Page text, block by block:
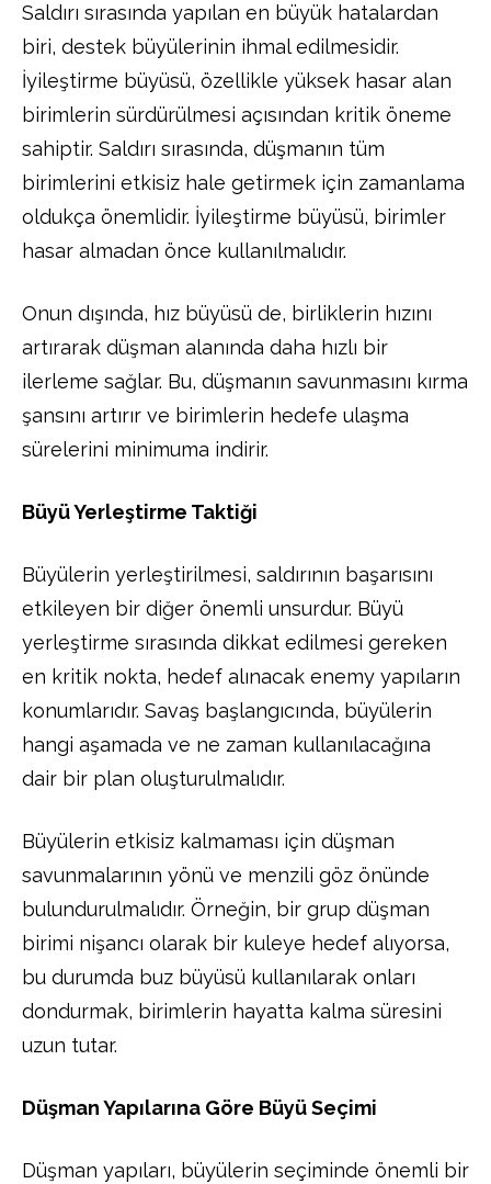
Saldırı sırasında yapılan en büyük hatalardan
biri, destek büyülerinin ihmal edilmesidir.
İyileştirme büyüsü, özellikle yüksek hasar alan
birimlerin sürdürülmesi açısından kritik öneme
sahiptir. Saldırı sırasında, düşmanın tüm
birimlerini etkisiz hale getirmek için zamanlama
oldukça önemlidir. İyileştirme büyüsü, birimler
hasar almadan önce kullanılmalıdır.
Onun dışında, hız büyüsü de, birliklerin hızını
artırarak düşman alanında daha hızlı bir
ilerleme sağlar. Bu, düşmanın savunmasını kırma
şansını artırır ve birimlerin hedefe ulaşma
sürelerini minimuma indirir.
Büyü Yerleştirme Taktiği
Büyülerin yerleştirilmesi, saldırının başarısını
etkileyen bir diğer önemli unsurdur. Büyü
yerleştirme sırasında dikkat edilmesi gereken
en kritik nokta, hedef alınacak enemy yapıların
konumlarıdır. Savaş başlangıcında, büyülerin
hangi aşamada ve ne zaman kullanılacağına
dair bir plan oluşturulmalıdır.
Büyülerin etkisiz kalmaması için düşman
savunmalarının yönü ve menzili göz önünde
bulundurulmalıdır. Örneğin, bir grup düşman
birimi nişancı olarak bir kuleye hedef alıyorsa,
bu durumda buz büyüsü kullanılarak onları
dondurmak, birimlerin hayatta kalma süresini
uzun tutar.
Düşman Yapılarına Göre Büyü Seçimi
Düşman yapıları, büyülerin seçiminde önemli bir